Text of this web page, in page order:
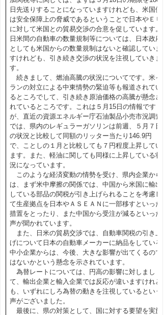
日先送りすることになっていますけれども、米国側
は安全保障上の脅威であるということで日本やＥＵ
に対して米国との貿易交渉の合意を促しています。
日米間の自動車の数量規制等については、日本政府
としても米国からの数量規制はないと確認していま
すけれども、引き続き交渉の状況を注視していきま
す。
続きまして、燃油高騰の状況についてです。米イ
ランの対立による中東情勢の緊迫等も報道されてい
るところでして、引き続き原油価格の高騰が懸念さ
れているところです。これは５月15日の情報です
が、直近の資源エネルギー庁石油製品小売市況調査
では、県内のレギュラーガソリンは前週、５月７日
の状況と比較して同額のリッター当たり146.9円
で、ことしの１月と比較しても７円程度上昇してい
ます。また、軽油に関しても同様に上昇している状
況になっています。
このような経済変動の情勢を受け、県内企業から
は、まず米中摩擦の関係では、中国から米国に輸出
している部品の関税が引き上げられることを考慮し
て生産拠点を日本やＡＳＥＡＮに一部移すといった
措置をとったり、また中国から受注が減るといった
声が聞かれています。
また、日米の貿易交渉では、自動車関税の引き上
げについて日本の自動車メーカーに納品をしている
中小企業からは、今後、大きな影響が出てくるので
はないかという懸念を示されています。
為替レートについては、円高の影響に対しまし
て、輸出企業と輸入企業では反応が違いますけれど
も、いずれにしろ為替の動きを注視しているという
声がございました。
最後に、県の対策として、国に対する要望を実施